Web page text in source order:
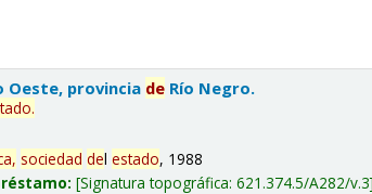
Oeste, provincia de Río Negro.
.
sociedad delestado, 1988
Signatura topográfica:621.374.5/A282/v.3